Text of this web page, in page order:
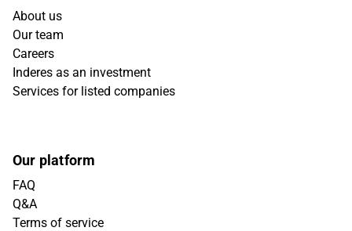
About us
Our team
Careers
Inderes as an investment
Services for listed companies
Our platform
FAQ
Q&A
Terms of service